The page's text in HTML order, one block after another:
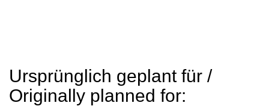
Ursprünglich geplant für /
Originally planned for: